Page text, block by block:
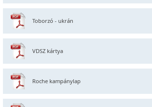
Toborzó - ukrán
VDSZ kártya
Roche kampánylap